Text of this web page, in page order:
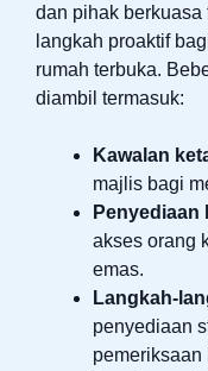
dan pihak berkuasa
langkah proaktif
rumah terbuka.
diambil termasuk:
Kawalan
majlis bagi
Penyediaan
akses orang
emas.
Langkah-
penyediaan
pemeriksaan